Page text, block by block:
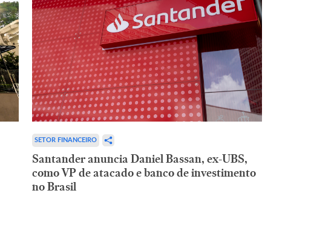
SETOR FINANCEIRO
Santander anuncia Daniel Bassan, ex-UBS,
como VP de atacado e banco de investimento
no Brasil